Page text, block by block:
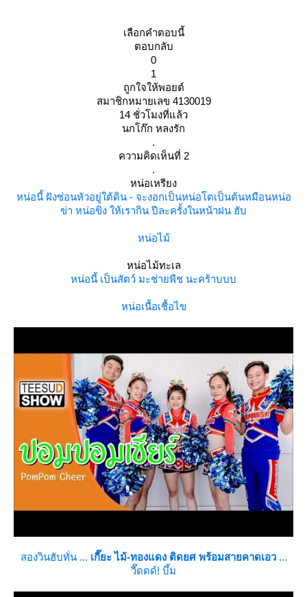
เลือกคำตอบนี้
ตอบกลับ
0
1
ถูกใจให้พอยต์
สมาชิกหมายเลข 4130019
14 ชั่วโมงที่แล้ว
นกโก๊ก หลงรัก
.
ความคิดเห็นที่ 2
.
หน่อเหรียง
หน่อนี้ ฝังซ่อนหัวอยู่ใต้ดิน - จะงอกเป็นหน่อโตเป็นต้นหมือนหน่อ
ข่า หน่อขิง ให้เรากิน ปีละครั้งในหน้าฝน ฮับ
หน่อไม้
หน่อไม้ทะเล
หน่อนี้ เป็นสัตว์ มะช่ายพืช นะคร้าบบบ
หน่อเนื้อเชื้อไข
สองวินฮับทั่น ... เกี๊ยะ ไม้-ทองแดง ติดยศ พร้อมสายคาดเอว...
วี๊ดดด์! บึ้ม